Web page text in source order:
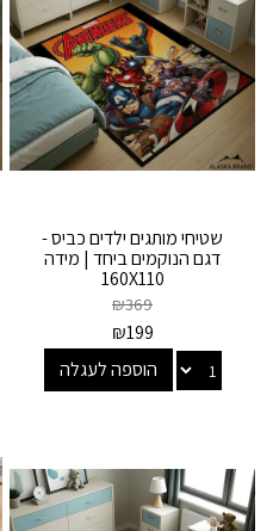
שטיחי מותגים ילדים כביס -
דגם הנוקמים ביחד | מידה
160X110
₪369
₪199
הוספה לעגלה